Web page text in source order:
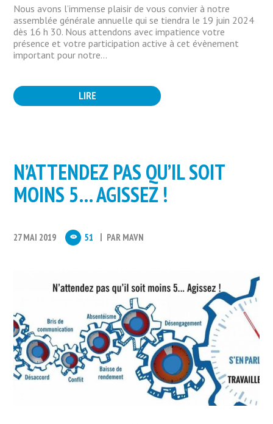
Nous avons l’immense plaisir de vous convier à notre
assemblée générale annuelle qui se tiendra le 19 juin 2024
dès 16 h 30. Nous attendons avec impatience votre
présence et votre participation active à cet évènement
important pour notre...
LIRE
N’ATTENDEZ PAS QU’IL SOIT
MOINS 5… AGISSEZ !
27 MAI 2019 51 PAR MAVN